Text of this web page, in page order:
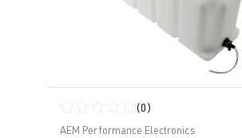
Durchschnittliche Bewertung von
(0)
AEM Performance Electronics